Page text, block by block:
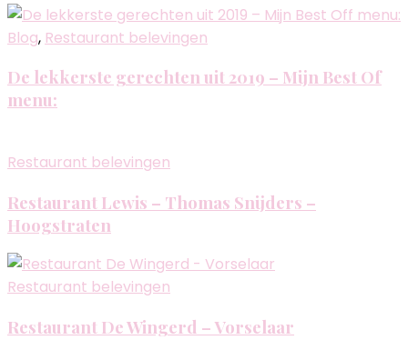
Blog, Restaurant belevingen
De lekkerste gerechten uit 2019 – Mijn Best Of
menu:
Restaurant belevingen
Restaurant Lewis – Thomas Snijders –
Hoogstraten
Restaurant belevingen
Restaurant De Wingerd – Vorselaar